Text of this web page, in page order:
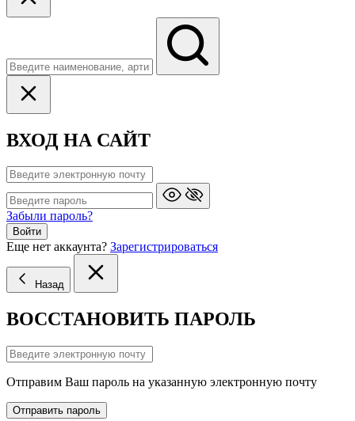
ВХОД НА САЙТ
Забыли пароль?
Войти
Еще нет аккаунта? Зарегистрироваться
Назад
ВОССТАНОВИТЬ ПАРОЛЬ
Отправим Ваш пароль на указанную электронную почту
Отправить пароль